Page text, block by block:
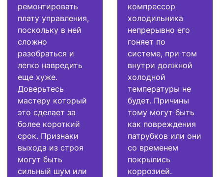
ремонтировать
плату управления,
поскольку в ней
сложно
разобраться и
легко навредить
еще хуже.
Доверьтесь
мастеру который
это сделает за
более короткий
срок. Признаки
выхода из строя
могут быть
сильный шум или
компрессор
холодильника
непрерывно его
гоняет по
системе, при том
внутри должной
холодной
температуры не
будет. Причины
тому могут быть
как повреждения
патрубков или они
со временем
покрылись
коррозией.